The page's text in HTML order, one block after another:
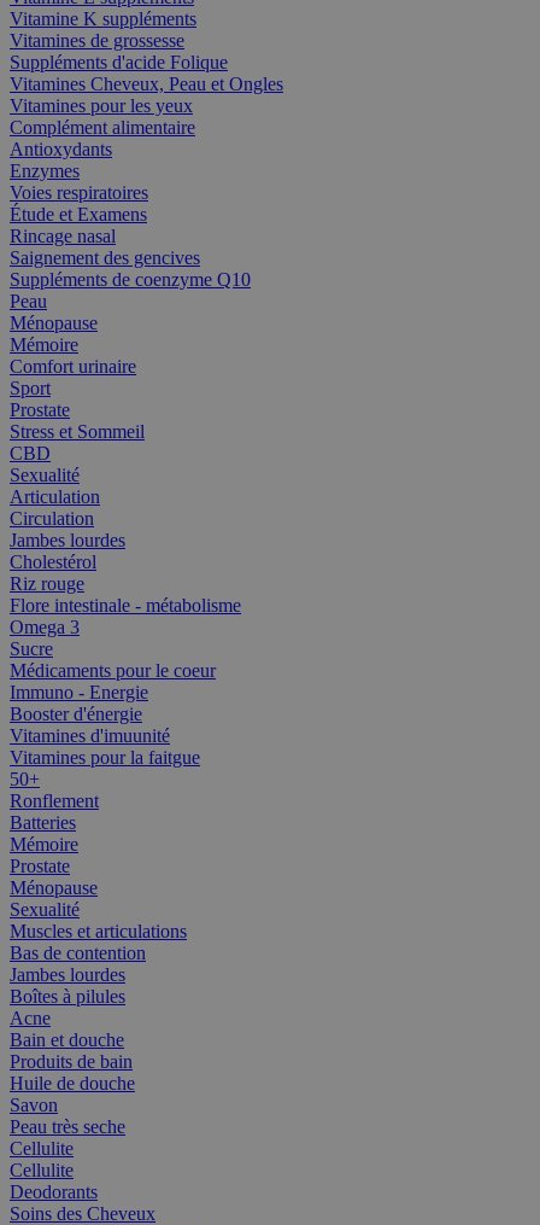
Vitamine K suppléments
Vitamines de grossesse
Suppléments d'acide Folique
Vitamines Cheveux, Peau et Ongles
Vitamines pour les yeux
Complément alimentaire
Antioxydants
Enzymes
Voies respiratoires
Étude et Examens
Rincage nasal
Saignement des gencives
Suppléments de coenzyme Q10
Peau
Ménopause
Mémoire
Comfort urinaire
Sport
Prostate
Stress et Sommeil
CBD
Sexualité
Articulation
Circulation
Jambes lourdes
Cholestérol
Riz rouge
Flore intestinale - métabolisme
Omega 3
Sucre
Médicaments pour le coeur
Immuno - Energie
Booster d'énergie
Vitamines d'imuunité
Vitamines pour la faitgue
50+
Ronflement
Batteries
Mémoire
Prostate
Ménopause
Sexualité
Muscles et articulations
Bas de contention
Jambes lourdes
Boîtes à pilules
Acne
Bain et douche
Produits de bain
Huile de douche
Savon
Peau très seche
Cellulite
Cellulite
Deodorants
Soins des Cheveux